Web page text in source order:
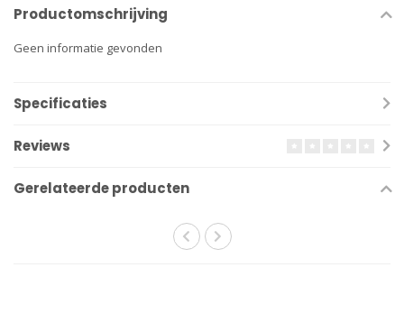
Productomschrijving
Geen informatie gevonden
Specificaties
Reviews
Gerelateerde producten